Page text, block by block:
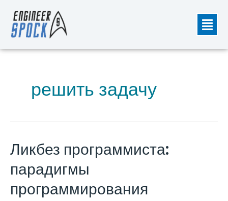
содержимому
решить задачу
Ликбез программиста:
парадигмы
программирования
Ликбез
программиста:
парадигмы